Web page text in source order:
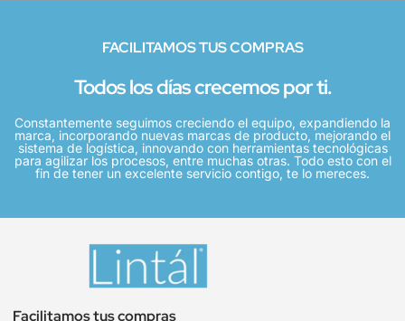
FACILITAMOS TUS COMPRAS
Todos los días crecemos por ti.
Constantemente seguimos creciendo el equipo, expandiendo la
marca, incorporando nuevas marcas de producto, mejorando el
sistema de logística, innovando con herramientas tecnológicas
para agilizar los procesos, entre muchas otras. Todo esto con el
fin de tener un excelente servicio contigo, te lo mereces.
Facilitamos tus compras